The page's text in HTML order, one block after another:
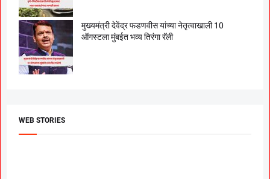
मुख्यमंत्री देवेंद्र फडणवीस यांच्या नेतृत्वाखाली 10
ऑगस्टला मुंबईत भव्य तिरंगा रॅली
WEB STORIES